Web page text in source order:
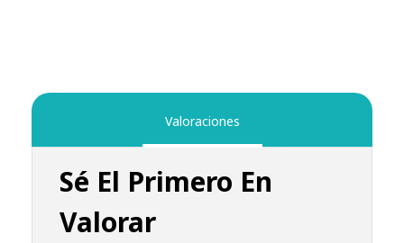
Valoraciones
Sé El Primero En
Valorar